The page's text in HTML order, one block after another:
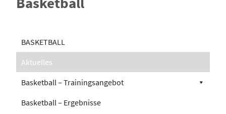
BASKETBALL
Aktuelles
Basketball – Trainingsangebot
Basketball – Ergebnisse